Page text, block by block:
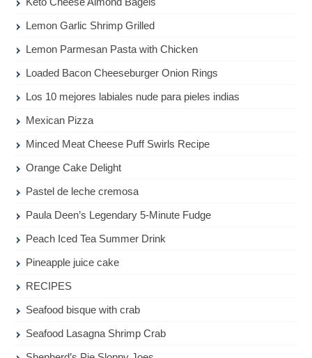
Lemon Garlic Shrimp Grilled
Lemon Parmesan Pasta with Chicken
Loaded Bacon Cheeseburger Onion Rings
Los 10 mejores labiales nude para pieles indias
Mexican Pizza
Minced Meat Cheese Puff Swirls Recipe
Orange Cake Delight
Pastel de leche cremosa
Paula Deen’s Legendary 5-Minute Fudge
Peach Iced Tea Summer Drink
Pineapple juice cake
RECIPES
Seafood bisque with crab
Seafood Lasagna Shrimp Crab